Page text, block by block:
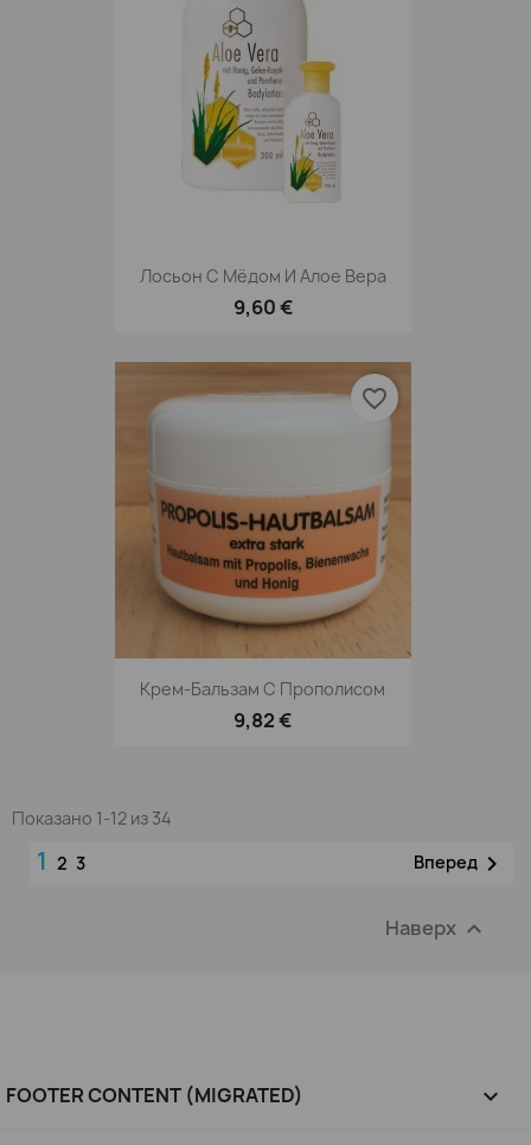
Лосьон С Мёдом И Алое Вера
9,60 €
Крем-Бальзам С Прополисом
9,82 €
favorite_border
Показано 1-12 из 34
1 2 3 Вперед 
Наверх 
FOOTER CONTENT (MIGRATED) 